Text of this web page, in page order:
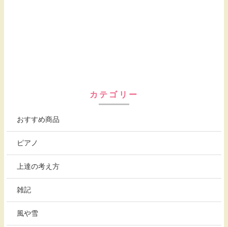
カテゴリー
おすすめ商品
ピアノ
上達の考え方
雑記
風や雪